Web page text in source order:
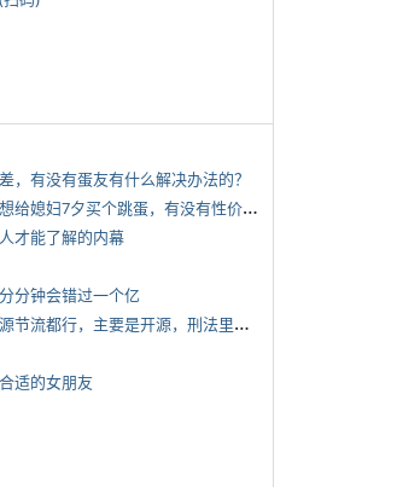
，有没有蛋友有什么解决办法的？
*
想请教有经验的蛋友，想给媳妇7夕买个跳蛋，有没有性价比高的推荐
才能了解的内幕
分钟会错过一个亿
*
有啥搞钱的路子吗，开源节流都行，主要是开源，刑法里的咱不做
适的女朋友